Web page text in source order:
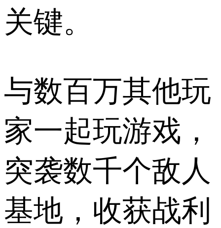
关键。
与数百万其他玩
家一起玩游戏，
突袭数千个敌人
基地，收获战利